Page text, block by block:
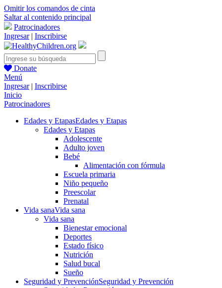
Omitir los comandos de cinta
Saltar al contenido principal
Patrocinadores
Ingresar| Inscribirse
Donate
Menú
Ingresar| Inscribirse
Inicio
Patrocinadores
Edades y EtapasEdades y Etapas
Edades y Etapas
Adolescente
Adulto joven
Bebé
Alimentación con fórmula
Escuela primaria
Niño pequeño
Preescolar
Prenatal
Vida sanaVida sana
Vida sana
Bienestar emocional
Deportes
Estado físico
Nutrición
Salud bucal
Sueño
Seguridad y PrevenciónSeguridad y Prevención